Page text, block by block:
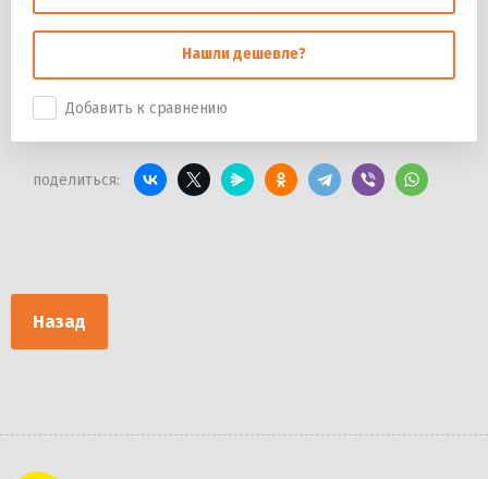
Нашли дешевле?
Добавить к сравнению
поделиться:
Назад